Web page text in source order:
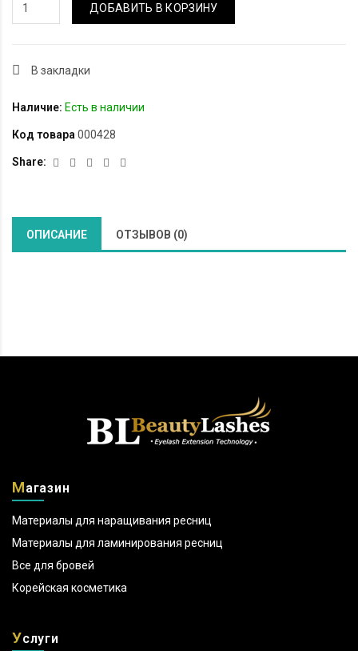
ДОБАВИТЬ В КОРЗИНУ
В закладки
Наличие: Есть в наличии
Код товара 000428
Share:
ОПИСАНИЕ ОТЗЫВОВ (0)
Магазин
Материалы для наращивания ресниц
Материалы для ламинирования ресниц
Все для бровей
Корейская косметика
Услуги